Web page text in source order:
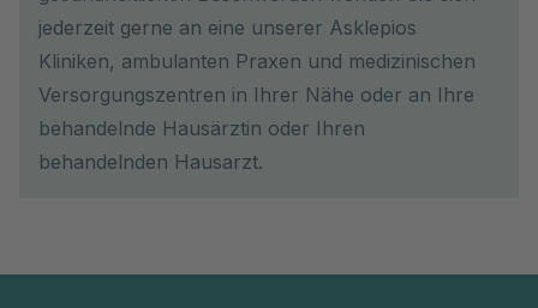
jederzeit gerne an eine unserer Asklepios
Kliniken, ambulanten Praxen und medizinischen
Versorgungszentren in Ihrer Nähe oder an Ihre
behandelnde Hausärztin oder Ihren
behandelnden Hausarzt.